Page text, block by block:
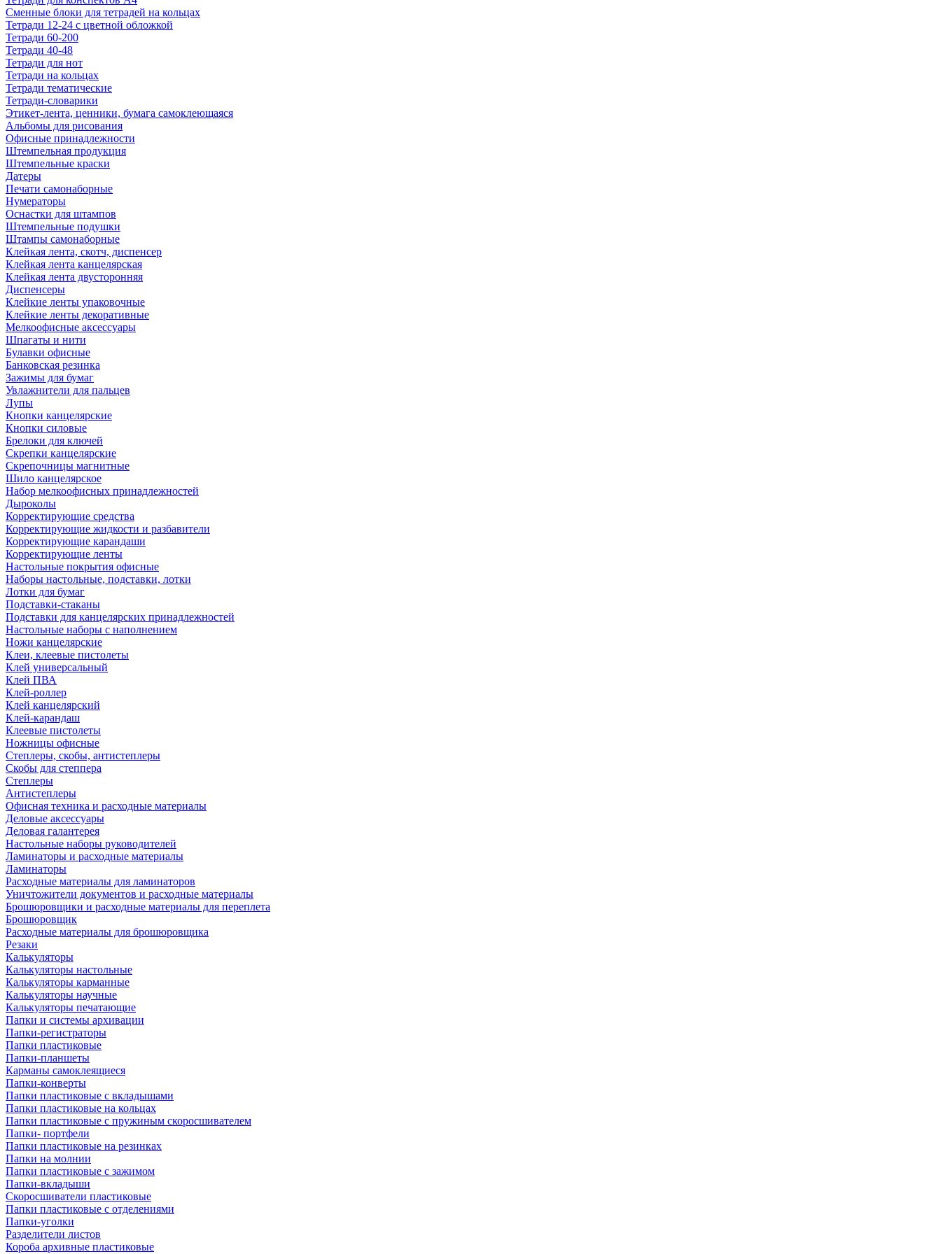
Сменные блоки для тетрадей на кольцах
Тетради 12-24 с цветной обложкой
Тетради 60-200
Тетради 40-48
Тетради для нот
Тетради на кольцах
Тетради тематические
Тетради-словарики
Этикет-лента, ценники, бумага самоклеющаяся
Альбомы для рисования
Офисные принадлежности
Штемпельная продукция
Штемпельные краски
Датеры
Печати самонаборные
Нумераторы
Оснастки для штампов
Штемпельные подушки
Штампы самонаборные
Клейкая лента, скотч, диспенсер
Клейкая лента канцелярская
Клейкая лента двусторонняя
Диспенсеры
Клейкие ленты упаковочные
Клейкие ленты декоративные
Мелкоофисные аксессуары
Шпагаты и нити
Булавки офисные
Банковская резинка
Зажимы для бумаг
Увлажнители для пальцев
Лупы
Кнопки канцелярские
Кнопки силовые
Брелоки для ключей
Скрепки канцелярские
Скрепочницы магнитные
Шило канцелярское
Набор мелкоофисных принадлежностей
Дыроколы
Корректирующие средства
Корректирующие жидкости и разбавители
Корректирующие карандаши
Корректирующие ленты
Настольные покрытия офисные
Наборы настольные, подставки, лотки
Лотки для бумаг
Подставки-стаканы
Подставки для канцелярских принадлежностей
Настольные наборы с наполнением
Ножи канцелярские
Клеи, клеевые пистолеты
Клей универсальный
Клей ПВА
Клей-роллер
Клей канцелярский
Клей-карандаш
Клеевые пистолеты
Ножницы офисные
Степлеры, скобы, антистеплеры
Скобы для степпера
Степлеры
Антистеплеры
Офисная техника и расходные материалы
Деловые аксессуары
Деловая галантерея
Настольные наборы руководителей
Ламинаторы и расходные материалы
Ламинаторы
Расходные материалы для ламинаторов
Уничтожители документов и расходные материалы
Брошюровщики и расходные материалы для переплета
Брошюровщик
Расходные материалы для брошюровщика
Резаки
Калькуляторы
Калькуляторы настольные
Калькуляторы карманные
Калькуляторы научные
Калькуляторы печатающие
Папки и системы архивации
Папки-регистраторы
Папки пластиковые
Папки-планшеты
Карманы самоклеящиеся
Папки-конверты
Папки пластиковые с вкладышами
Папки пластиковые на кольцах
Папки пластиковые с пружиным скоросшивателем
Папки- портфели
Папки пластиковые на резинках
Папки на молнии
Папки пластиковые с зажимом
Папки-вкладыши
Скоросшиватели пластиковые
Папки пластиковые с отделениями
Папки-уголки
Разделители листов
Короба архивные пластиковые